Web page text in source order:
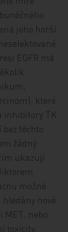
jeho horší
EGFR má
které
inhibitory TK
bez těchto
žádný
ukazují
možné
nové
MET, nebo
toxicity.